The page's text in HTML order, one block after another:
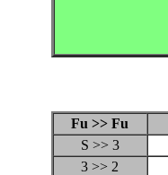
Fu >> Fu
S >> 3
3 >> 2